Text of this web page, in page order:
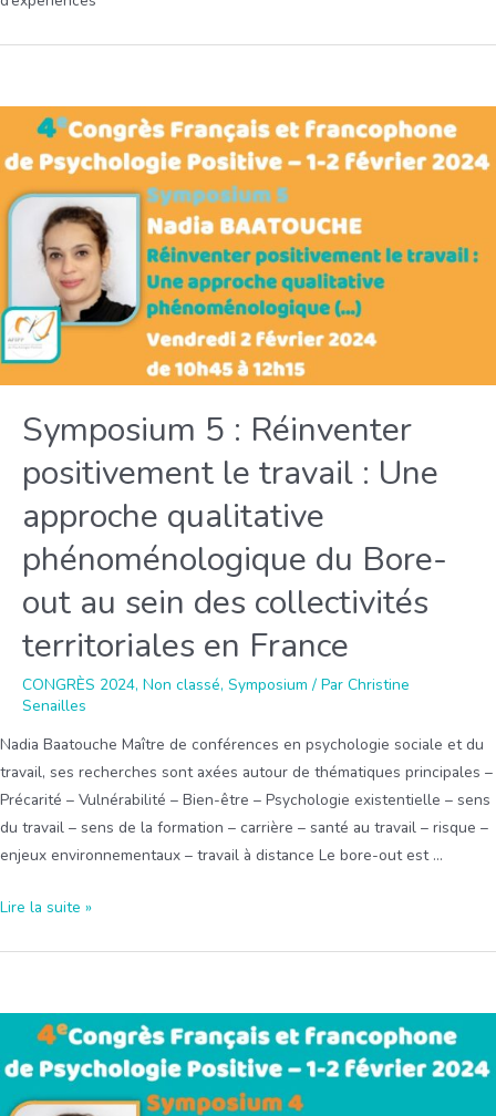
Symposium 5 : Réinventer
positivement le travail : Une
approche qualitative
phénoménologique du Bore-
out au sein des collectivités
territoriales en France
CONGRÈS 2024, Non classé, Symposium / Par Christine
Senailles
Nadia Baatouche Maître de conférences en psychologie sociale et du
travail, ses recherches sont axées autour de thématiques principales –
Précarité – Vulnérabilité – Bien-être – Psychologie existentielle – sens
du travail – sens de la formation – carrière – santé au travail – risque –
enjeux environnementaux – travail à distance Le bore-out est …
Symposium
positivement
travail
Lire la suite »